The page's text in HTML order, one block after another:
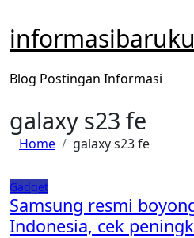
Blog Postingan Informasi
galaxy s23 fe
Home galaxy s23 fe
Gadget
Samsung resmi
Indonesia, cek